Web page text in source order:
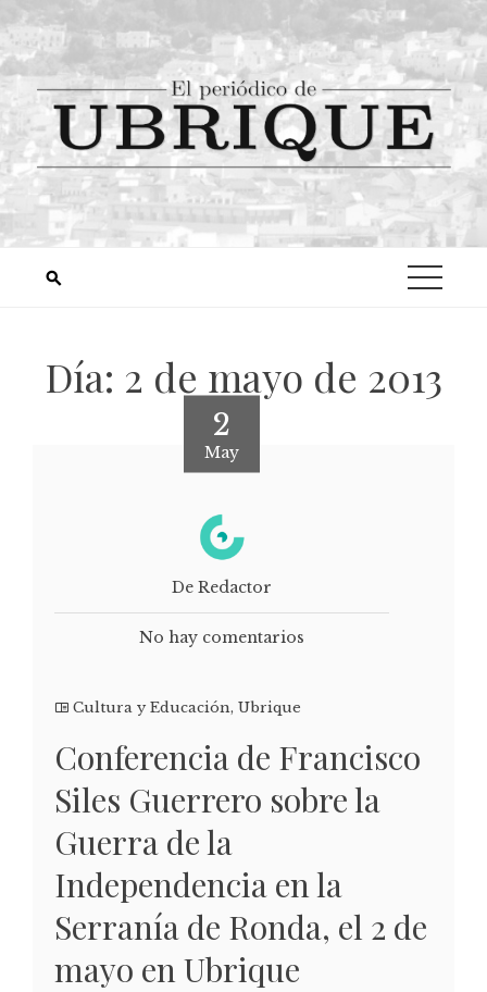
Día: 2 de mayo de 2013
2
May
De Redactor
No hay comentarios
Cultura y Educación, Ubrique
Conferencia de Francisco
Siles Guerrero sobre la
Guerra de la
Independencia en la
Serranía de Ronda, el 2 de
mayo en Ubrique